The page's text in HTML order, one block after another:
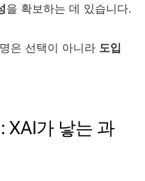
을 확보하는 데 있습니다.
은 선택이 아니라 도입
XAI가 낳는 과